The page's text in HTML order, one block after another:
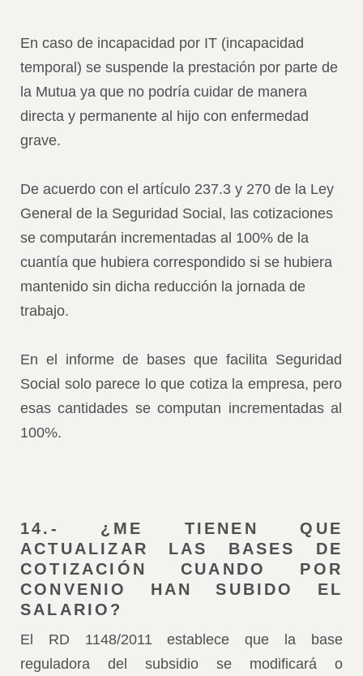
En caso de incapacidad por IT (incapacidad
temporal) se suspende la prestación por parte de
la Mutua ya que no podría cuidar de manera
directa y permanente al hijo con enfermedad
grave.
De acuerdo con el artículo 237.3 y 270 de la Ley
General de la Seguridad Social, las cotizaciones
se computarán incrementadas al 100% de la
cuantía que hubiera correspondido si se hubiera
mantenido sin dicha reducción la jornada de
trabajo.
En el informe de bases que facilita Seguridad
Social solo parece lo que cotiza la empresa, pero
esas cantidades se computan incrementadas al
100%.
14.- ¿ME TIENEN QUE
ACTUALIZAR LAS BASES DE
COTIZACIÓN CUANDO POR
CONVENIO HAN SUBIDO EL
SALARIO?
El RD 1148/2011 establece que la base
reguladora del subsidio se modificará o